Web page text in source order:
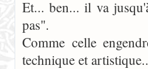
Et... ben... il va
pas".
Comme celle
technique et